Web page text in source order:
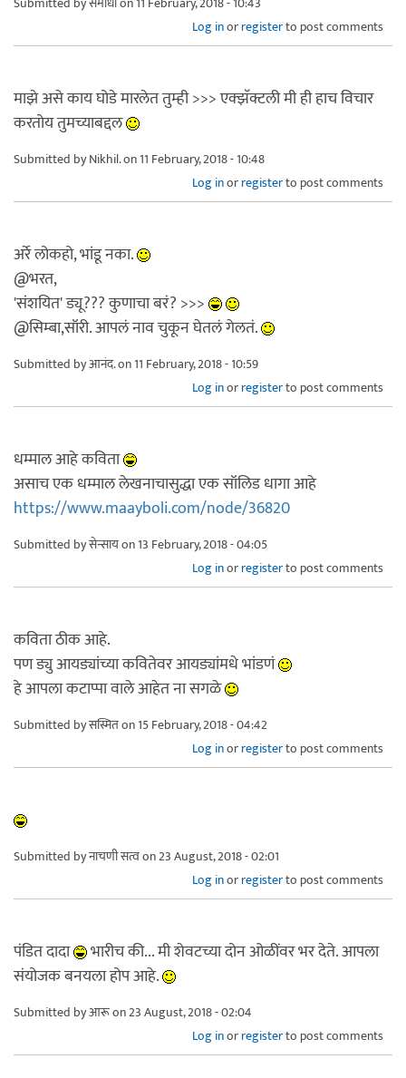
Log inorregisterto post comments
माझे असे काय घोडे मारलेत तुम्ही >>> एक्झॅक्टली मी ही हाच विचार
करतोय तुमच्याबद्दल
Submitted byNikhil.on 11 February, 2018 - 10:48
Log inorregisterto post comments
अर्रे लोकहो, भांडू नका.
@भरत,
'संशयित' ड्यू??? कुणाचा बरं? >>>
@सिम्बा,सॉरी. आपलं नाव चुकून घेतलं गेलतं.
Submitted byआनंद.on 11 February, 2018 - 10:59
Log inorregisterto post comments
धम्माल आहे कविता
असाच एक धम्माल लेखनाचासुद्धा एक सॉलिड धागा आहे
https://www.maayboli.com/node/36820
Submitted byसेन्सायon 13 February, 2018 - 04:05
Log inorregisterto post comments
कविता ठीक आहे.
पण ड्यु आयड्यांच्या कवितेवर आयड्यांमधे भांडणं
हे आपला कटाप्पा वाले आहेत ना सगळे
Submitted byसस्मितon 15 February, 2018 - 04:42
Log inorregisterto post comments
Submitted byनाचणी सत्वon 23 August, 2018 - 02:01
Log inorregisterto post comments
पंडित दादा
भारीच की... मी शेवटच्या दोन ओळींवर भर देते. आपला
संयोजक बनयला होप आहे.
Submitted byआरूon 23 August, 2018 - 02:04
Log inorregisterto post comments